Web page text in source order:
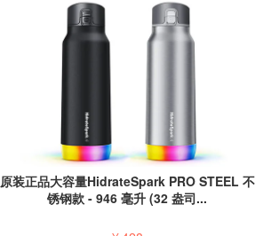
原装正品大容量HidrateSpark PRO STEEL 不
锈钢款 - 946 毫升 (32 盎司...